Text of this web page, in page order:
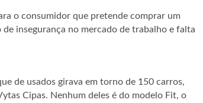
o consumidor que pretende comprar um
insegurança no mercado de trabalho e falta
de usados girava em torno de 150 carros,
Cipas. Nenhum deles é do modelo Fit, o